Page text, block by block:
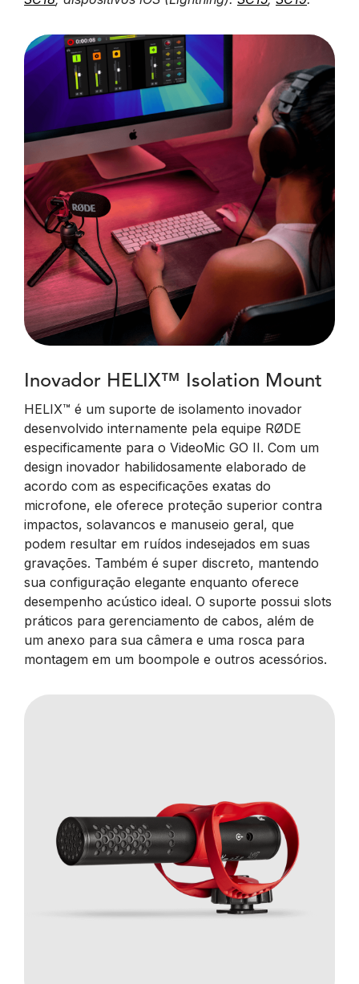
Inovador HELIX™ Isolation Mount
HELIX™ é um suporte de isolamento inovador
desenvolvido internamente pela equipe RØDE
especificamente para o VideoMic GO II. Com um
design inovador habilidosamente elaborado de
acordo com as especificações exatas do
microfone, ele oferece proteção superior contra
impactos, solavancos e manuseio geral, que
podem resultar em ruídos indesejados em suas
gravações. Também é super discreto, mantendo
sua configuração elegante enquanto oferece
desempenho acústico ideal. O suporte possui slots
práticos para gerenciamento de cabos, além de
um anexo para sua câmera e uma rosca para
montagem em um boompole e outros acessórios.